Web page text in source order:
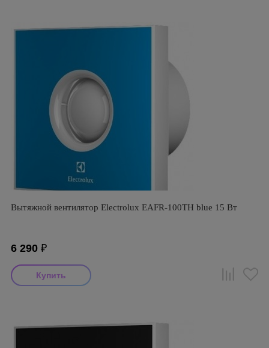
Вытяжной вентилятор Electrolux EAFR-100TH blue 15 Вт
6 290 ₽